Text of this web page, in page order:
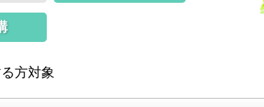
方対象